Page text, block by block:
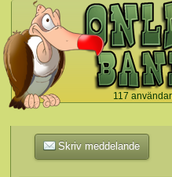
117
`
Skriv meddelande